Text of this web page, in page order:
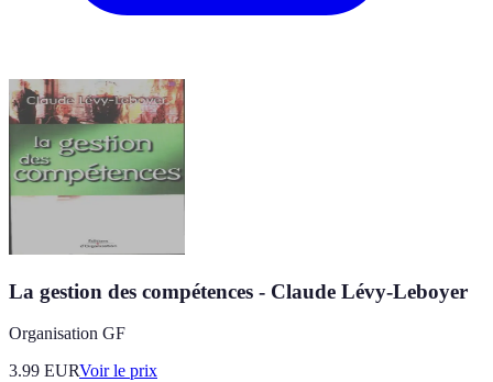
La gestion des compétences - Claude Lévy-Leboyer
Organisation GF
3.99 EURVoir le prix